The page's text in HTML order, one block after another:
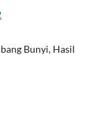
Bunyi, Hasil